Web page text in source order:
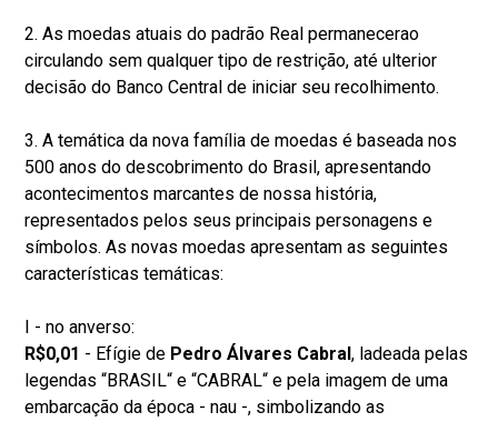
2. As moedas atuais do padrão Real permanecerao
circulando sem qualquer tipo de restrição, até ulterior
decisão do Banco Central de iniciar seu recolhimento.
3. A temática da nova família de moedas é baseada nos
500 anos do descobrimento do Brasil, apresentando
acontecimentos marcantes de nossa história,
representados pelos seus principais personagens e
símbolos. As novas moedas apresentam as seguintes
características temáticas:
I - no anverso:
R$0,01 - Efígie de Pedro Álvares Cabral , ladeada pelas
legendas “BRASIL“ e “CABRAL“ e pela imagem de uma
embarcação da época - nau -, simbolizando as